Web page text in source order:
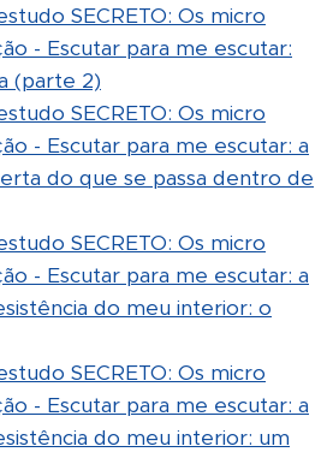
SECRETO: Os micro
- Escutar para me escutar:
(parte 2)
SECRETO: Os micro
- Escutar para me escutar: a
do que se passa dentro de
SECRETO: Os micro
- Escutar para me escutar: a
do meu interior: o
SECRETO: Os micro
- Escutar para me escutar: a
do meu interior: um